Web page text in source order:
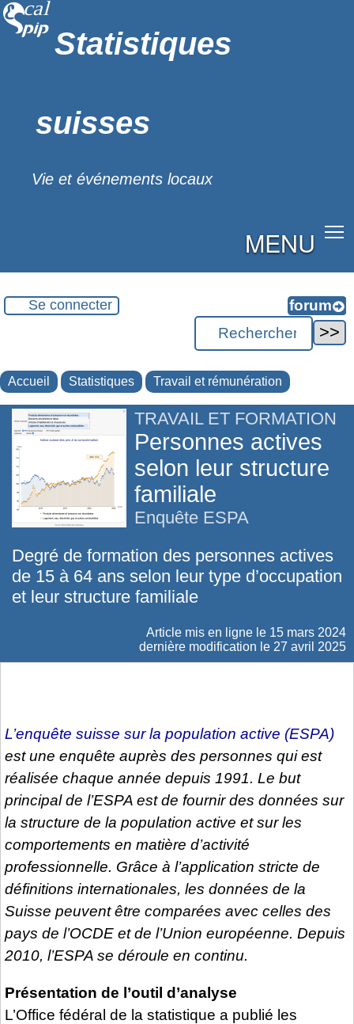
Statistiques
suisses
Vie et événements locaux
MENU
Se connecter
Accueil Statistiques Travail et rémunération
TRAVAIL ET FORMATION
Personnes actives
selon leur structure
familiale
Enquête ESPA
Degré de formation des personnes actives
de 15 à 64 ans selon leur type d’occupation
et leur structure familiale
Article mis en ligne le 15 mars 2024
dernière modification le 27 avril 2025
L’enquête suisse sur la population active (ESPA)
est une enquête auprès des personnes qui est
réalisée chaque année depuis 1991. Le but
principal de l’ESPA est de fournir des données sur
la structure de la population active et sur les
comportements en matière d’activité
professionnelle. Grâce à l’application stricte de
définitions internationales, les données de la
Suisse peuvent être comparées avec celles des
pays de l’OCDE et de l’Union européenne. Depuis
2010, l’ESPA se déroule en continu.
Présentation de l’outil d’analyse
L’Office fédéral de la statistique a publié les